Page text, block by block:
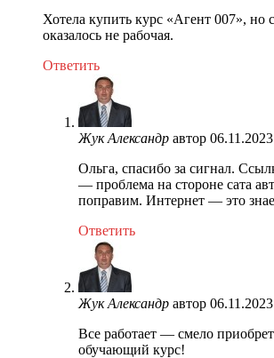
Хотела купить курс «Агент 007», но
оказалось не рабочая.
Ответить
Жук Александр автор
Ольга, спасибо за сигнал.
— проблема на стороне сата
поправим. Интернет — это
Ответить
Жук Александр автор
Все работает — смело
обучающий курс!